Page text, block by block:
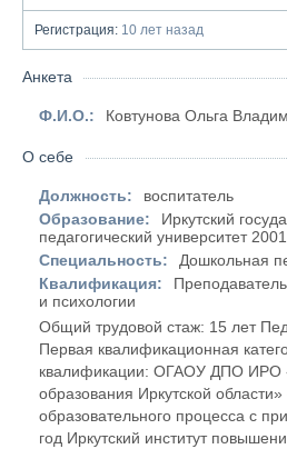
Регистрация: 10 лет назад
Анкета
Ф.И.О.: Ковтунова Ольга
О себе
Должность:
воспитатель
Образование:
Иркутский
педагогический университет
Специальность:
Дошкольная
Квалификация:
и психологии
Общий трудовой стаж: 15 лет
Первая квалификационная
квалификации: ОГАОУ ДПО ИРО
образования Иркутской
образовательного процесса с
год Иркутский институт